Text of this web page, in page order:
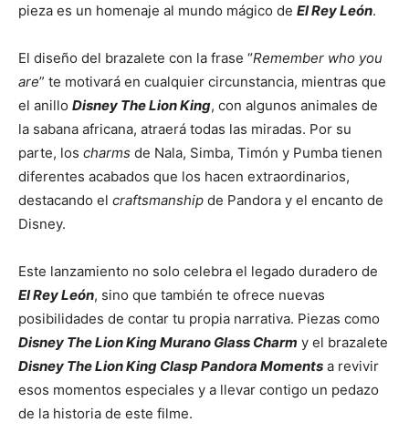
pieza es un homenaje al mundo mágico de El Rey León.
El diseño del brazalete con la frase “Remember who you
are” te motivará en cualquier circunstancia, mientras que
el anillo Disney The Lion King, con algunos animales de
la sabana africana, atraerá todas las miradas. Por su
parte, los charms de Nala, Simba, Timón y Pumba tienen
diferentes acabados que los hacen extraordinarios,
destacando el craftsmanship de Pandora y el encanto de
Disney.
Este lanzamiento no solo celebra el legado duradero de
El Rey León, sino que también te ofrece nuevas
posibilidades de contar tu propia narrativa. Piezas como
Disney The Lion King Murano Glass Charm y el brazalete
Disney The Lion King Clasp Pandora Moments a revivir
esos momentos especiales y a llevar contigo un pedazo
de la historia de este filme.